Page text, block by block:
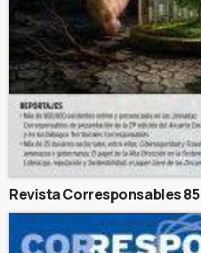
Revista Corresponsables 85